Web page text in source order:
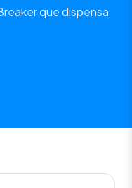
que dispensa